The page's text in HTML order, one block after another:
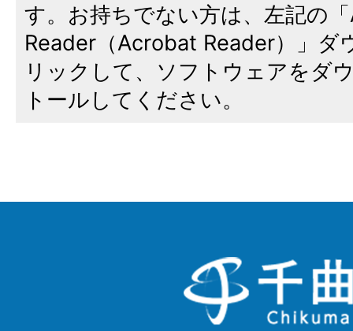
す。お持ちでない方は、左記の
Reader（Acrobat Reader）」ダ
リックして、ソフトウェアをダ
トールしてください。
千
曲